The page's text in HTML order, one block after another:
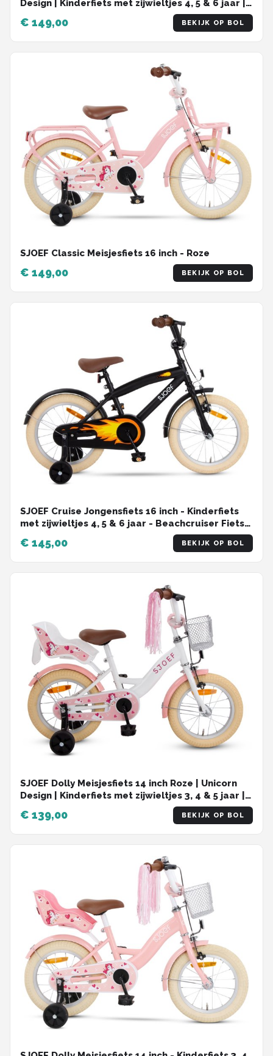
Design | Kinderfiets met zijwieltjes 4, 5 & 6 jaar |
103-118 Kledingmaat | Witte Fiets 16 inch
€ 149,00 BEKIJK OP BOL
SJOEF Classic Meisjesfiets 16 inch - Roze
€ 149,00 BEKIJK OP BOL
SJOEF Cruise Jongensfiets 16 inch - Kinderfiets
met zijwieltjes 4, 5 & 6 jaar - Beachcruiser Fiets
€ 145,00 BEKIJK OP BOL
SJOEF Dolly Meisjesfiets 14 inch Roze | Unicorn
Design | Kinderfiets met zijwieltjes 3, 4 & 5 jaar |
98-108 Kledingmaat | Witte Fiets 14 inch
€ 139,00 BEKIJK OP BOL